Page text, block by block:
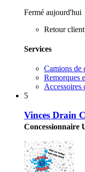
Fermé aujourd'hui
Retour
Services
Camions de
Remorques
Accessoires
5
Vinces Drain
Concessionnaire